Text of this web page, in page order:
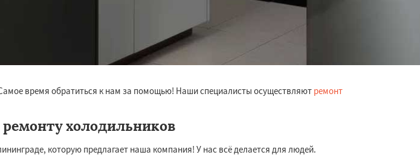
время обратиться к нам за помощью! Наши специалисты осуществляют ремонт
холодильников
которую предлагает наша компания! У нас всё делается для людей.